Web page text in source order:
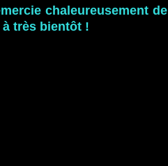
chaleureusement de
très bientôt !